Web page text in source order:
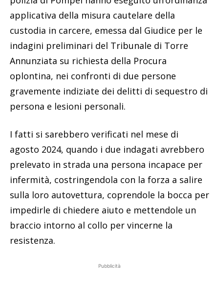
applicativa della misura cautelare della
custodia in carcere, emessa dal Giudice per le
indagini preliminari del Tribunale di Torre
Annunziata su richiesta della Procura
oplontina, nei confronti di due persone
gravemente indiziate dei delitti di sequestro di
persona e lesioni personali.
I fatti si sarebbero verificati nel mese di
agosto 2024, quando i due indagati avrebbero
prelevato in strada una persona incapace per
infermità, costringendola con la forza a salire
sulla loro autovettura, coprendole la bocca per
impedirle di chiedere aiuto e mettendole un
braccio intorno al collo per vincerne la
resistenza.
Pubblicità